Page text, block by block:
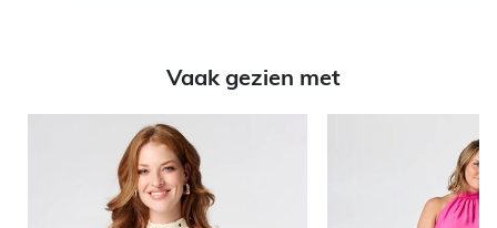
Vaak gezien met